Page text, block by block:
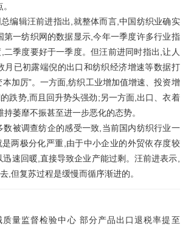
编辑汪前进指出,就整体而言,中国纺织业确实
第一纺织网的数据显示,今年一季度许多行业指
二季度要好于一季度。但汪前进同时指出,让人
月已初露端倪的出口和纺织经济增速等数据打
加厉”。一方面,纺织工业增加值增速、投资增
跌势,而且回升势头强劲;另一方面,出口、衣着
萎靡不振甚至进一步恶化的态势。
数被调查纺企的感受一致,当前国内纺织行业一
两极分化严重,由于中小企业的外贸依存度较
速回暖,直接导致企业产能过剩。汪前进表示,
,但复苏过程是缓慢而循序渐进的。
质量监督检验中心 部分产品出口退税率提至